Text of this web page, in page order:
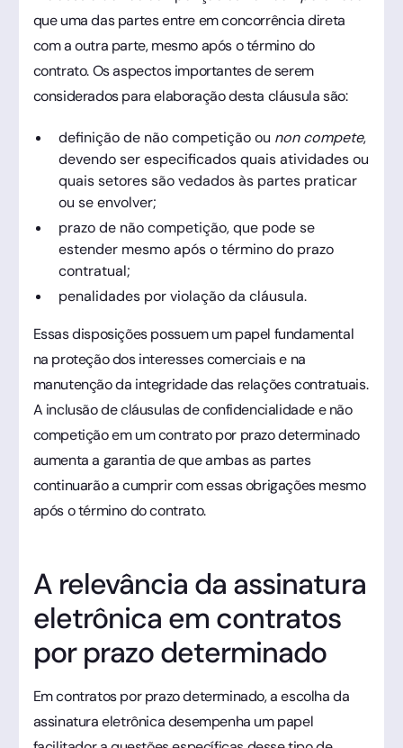
que uma das partes entre em concorrência direta
com a outra parte, mesmo após o término do
contrato. Os aspectos importantes de serem
considerados para elaboração desta cláusula são:
definição de não competição ou non compete,
devendo ser especificados quais atividades ou
quais setores são vedados às partes praticar
ou se envolver;
prazo de não competição, que pode se
estender mesmo após o término do prazo
contratual;
penalidades por violação da cláusula.
Essas disposições possuem um papel fundamental
na proteção dos interesses comerciais e na
manutenção da integridade das relações contratuais.
A inclusão de cláusulas de confidencialidade e não
competição em um contrato por prazo determinado
aumenta a garantia de que ambas as partes
continuarão a cumprir com essas obrigações mesmo
após o término do contrato.
A relevância da assinatura
eletrônica em contratos
por prazo determinado
Em contratos por prazo determinado, a escolha da
assinatura eletrônica desempenha um papel